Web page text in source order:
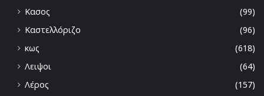
Κασος
(99)
Καστελλόριζο
(96)
κως
(618)
Λειψοι
(64)
Λέρος
(157)